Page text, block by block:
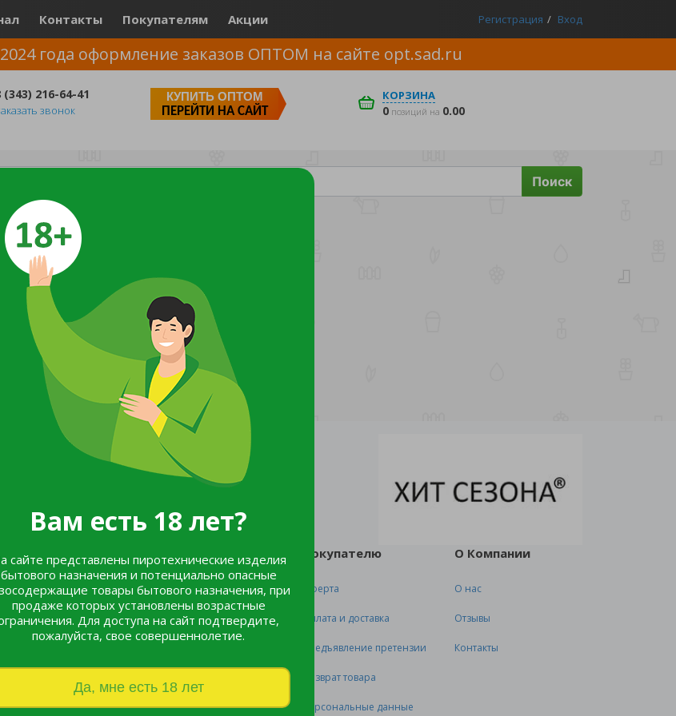
Вам есть 18 лет?
сайте представлены пиротехнические изделия
бытового назначения и потенциально опасные
товары бытового назначения, при
продаже которых установлены возрастные
Для доступа на сайт подтвердите,
пожалуйста, свое совершеннолетие.
Да, мне есть 18 лет
Контакты Покупателям Акции Регистрация Вход
года оформление заказов ОПТОМ на сайте opt.sad.ru
(343) 216-64-41
звонок
КУПИТЬ ОПТОМ
ПЕРЕЙТИ НА САЙТ
КОРЗИНА
0 позиций на 0.00
Поиск
Мы в соцсетях:
Все товары
Listok
Новинки
Покупателю
Оферта
Оплата и доставка
Предъявление претензии
Возврат товара
Персональные данные
О Компании
О нас
Отзывы
Контакты